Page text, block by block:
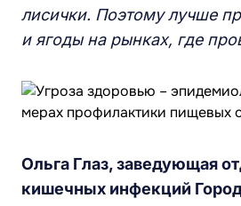
лисички. Поэтому лучше
и ягоды на рынках, где
Ольга Глаз, заведующая
кишечных инфекций